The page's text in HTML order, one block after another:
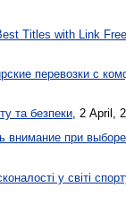
Titles with Link
перевозки с
та безпеки, 2 April,
внимание при
у світі